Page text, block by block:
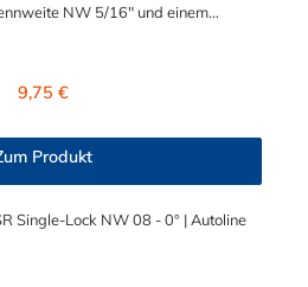
NW 5/16" und einem
J2044 Schnellverbinder NW 5/16"
SR Single-Lock entspricht der
Parker Autoline.
Regulärer Preis:
9,75 €
Produkt